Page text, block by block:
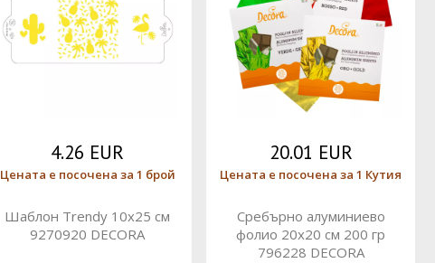
4.26 EUR
Цената е посочена за 1 брой
Шаблон Trendy 10x25 см
9270920 DECORA
20.01 EUR
Цената е посочена за 1 Кутия
Сребърно алуминиево
фолио 20x20 см 200 гр
796228 DECORA